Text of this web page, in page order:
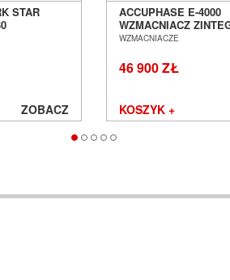
STAR
ZOBACZ
ACCUPHASE E-4000
WZMACNIACZ
SALON POZNAŃ
WZMACNIACZE
46 900 ZŁ
KOSZYK +